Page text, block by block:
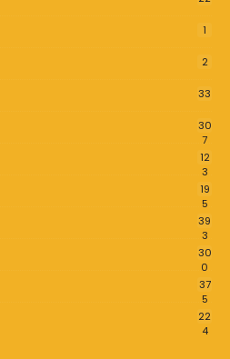
1
2
33
30
7
12
3
19
5
39
3
30
0
37
5
22
4